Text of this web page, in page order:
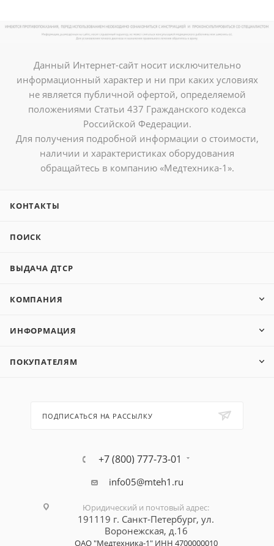
Данный Интернет-сайт носит исключительно
информационный характер и ни при каких условиях
не является публичной офертой, определяемой
положениями Статьи 437 Гражданского кодекса
Российской Федерации.
Для получения подробной информации о стоимости,
наличии и характеристиках оборудования
обращайтесь в компанию «Медтехника-1».
КОНТАКТЫ
ПОИСК
ВЫДАЧА ДТСР
КОМПАНИЯ
ИНФОРМАЦИЯ
ПОКУПАТЕЛЯМ
ПОДПИСАТЬСЯ НА РАССЫЛКУ
+7 (800) 777-73-01
info05@mteh1.ru
Юридический и почтовый адрес:
191119 г. Санкт-Петербург, ул.
Воронежская, д.16
ОАО "Медтехника-1" ИНН 4700000010